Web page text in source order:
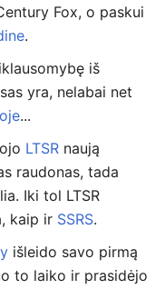
Fox, o paskui
.
iš
yra, nelabai net
...
LTSR naują
raudonas, tada
Iki tol LTSR
kaip ir SSRS.
išleido savo pirmą
to laiko ir prasidėjo